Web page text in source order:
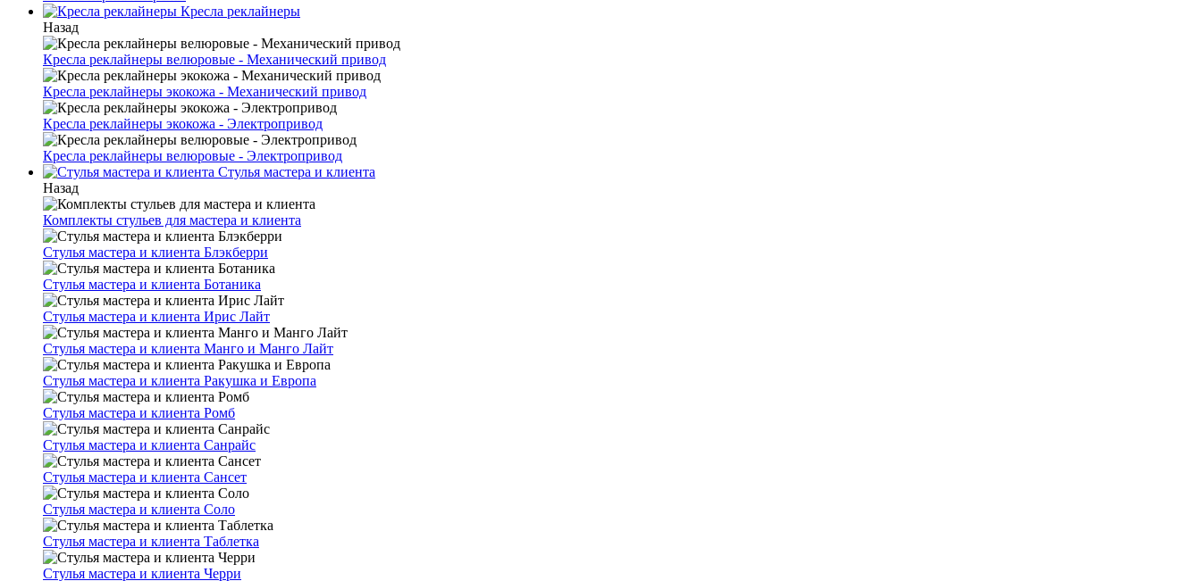
Кресла реклайнеры
Назад
Кресла реклайнеры велюровые - Механический привод
Кресла реклайнеры экокожа - Механический привод
Кресла реклайнеры экокожа - Электропривод
Кресла реклайнеры велюровые - Электропривод
Стулья мастера и клиента
Назад
Комплекты стульев для мастера и клиента
Стулья мастера и клиента Блэкберри
Стулья мастера и клиента Ботаника
Стулья мастера и клиента Ирис Лайт
Стулья мастера и клиента Манго и Манго Лайт
Стулья мастера и клиента Ракушка и Европа
Стулья мастера и клиента Ромб
Стулья мастера и клиента Санрайс
Стулья мастера и клиента Сансет
Стулья мастера и клиента Соло
Стулья мастера и клиента Таблетка
Стулья мастера и клиента Черри